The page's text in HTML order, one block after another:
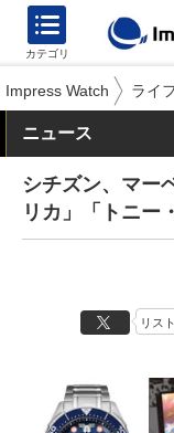
カテゴリ
Impress Watch ライ
ニュース
シチズン、マー
リカ」「トニー
リスト